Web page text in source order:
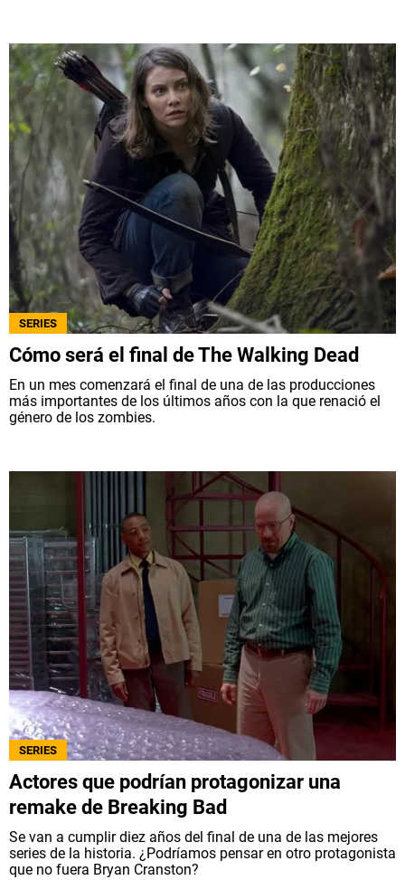
SERIES
Cómo será el final de The Walking Dead
En un mes comenzará el final de una de las producciones
más importantes de los últimos años con la que renació el
género de los zombies.
SERIES
Actores que podrían protagonizar una
remake de Breaking Bad
Se van a cumplir diez años del final de una de las mejores
series de la historia. ¿Podríamos pensar en otro protagonista
que no fuera Bryan Cranston?